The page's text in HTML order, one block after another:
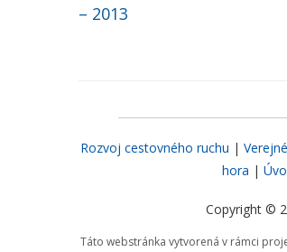
– 2013
Rozvoj cestovného ruchu |
hora |
Copyright ©
Táto webstránka vytvorená v rámci